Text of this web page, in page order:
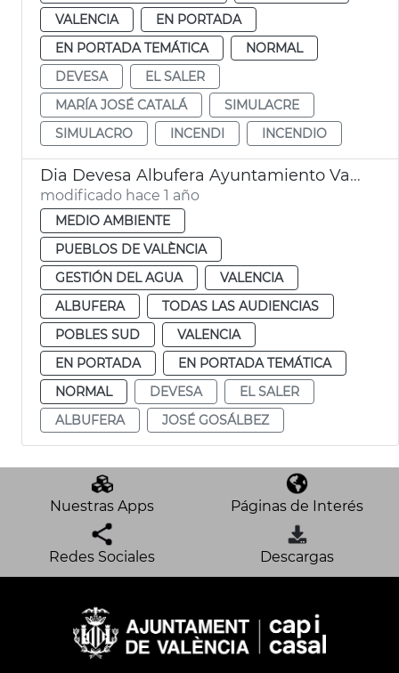
VALENCIA
EN PORTADA
EN PORTADA TEMÁTICA
NORMAL
DEVESA
EL SALER
MARÍA JOSÉ CATALÁ
SIMULACRE
SIMULACRO
INCENDI INCENDIO
Dia Devesa Albufera Ayuntamiento València
modificado hace 1 año
MEDIO AMBIENTE
PUEBLOS DE VALÈNCIA
GESTIÓN DEL AGUA
VALENCIA
ALBUFERA
TODAS LAS AUDIENCIAS
POBLES SUD
VALENCIA
EN PORTADA
EN PORTADA TEMÁTICA
NORMAL
DEVESA
EL SALER
ALBUFERA
JOSÉ GOSÁLBEZ
Nuestras Apps Páginas de Interés
Redes Sociales Descargas